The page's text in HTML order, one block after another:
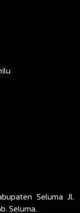
Seluma Jl.
Seluma.